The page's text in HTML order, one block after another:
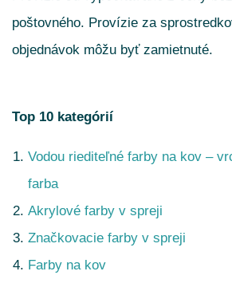
poštovného. Provízie za
objednávok môžu byť zamietnuté.
Top 10 kategórií
Vodou riediteľné farby na kov –
farba
Akrylové farby v spreji
Značkovacie farby v spreji
Farby na kov